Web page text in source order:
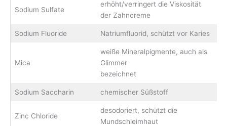
Sodium Sulfate
erhöht/verringert die Viskosität
der Zahncreme
Sodium Fluoride Natriumfluorid, schützt vor Karies
Mica
weiße Mineralpigmente, auch als
Glimmer
bezeichnet
Sodium Saccharin chemischer Süßstoff
Zinc Chloride
desodoriert, schützt die
Mundschleimhaut